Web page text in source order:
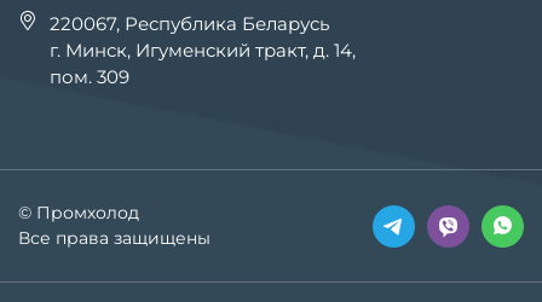
220067, Республика Беларусь
г. Минск, Игуменский тракт, д. 14,
пом. 309
© Промхолод
Все права защищены